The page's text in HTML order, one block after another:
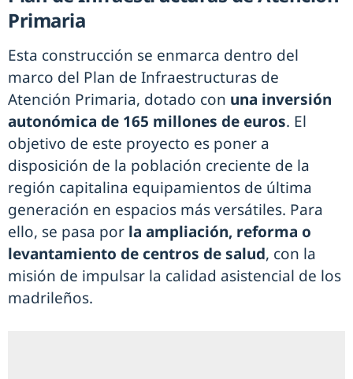
Primaria
Esta construcción se enmarca dentro del
marco del Plan de Infraestructuras de
Atención Primaria, dotado con una inversión
autonómica de 165 millones de euros. El
objetivo de este proyecto es poner a
disposición de la población creciente de la
región capitalina equipamientos de última
generación en espacios más versátiles. Para
ello, se pasa por la ampliación, reforma o
levantamiento de centros de salud, con la
misión de impulsar la calidad asistencial de los
madrileños.